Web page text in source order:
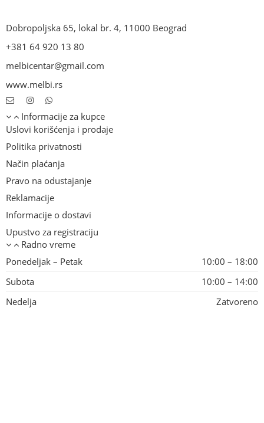
Dobropoljska 65, lokal br. 4, 11000 Beograd
+381 64 920 13 80
melbicentar@gmail.com
www.melbi.rs
Informacije za kupce
Uslovi korišćenja i prodaje
Politika privatnosti
Način plaćanja
Pravo na odustajanje
Reklamacije
Informacije o dostavi
Upustvo za registraciju
Radno vreme
Ponedeljak – Petak
10:00 – 18:00
Subota
10:00 – 14:00
Nedelja
Zatvoreno